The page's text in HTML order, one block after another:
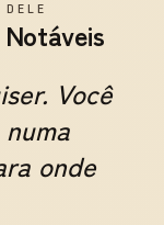
Você
onde